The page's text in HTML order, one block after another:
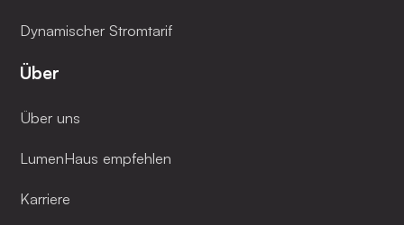
Dynamischer Stromtarif
Über
Über uns
LumenHaus empfehlen
Karriere